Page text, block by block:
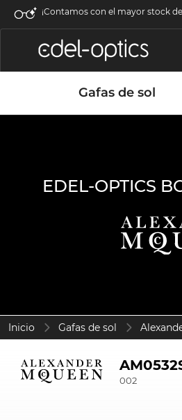
¡Contamos con el mayor stock
Gafas de sol
EDEL-OPTICS
Inicio Gafas de sol
002